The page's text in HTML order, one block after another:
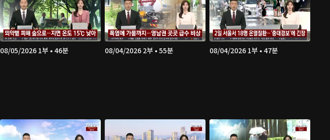
08/05/2026 1부 • 46분 08/04/2026 2부 • 55분 08/04/2026 1부 • 47분